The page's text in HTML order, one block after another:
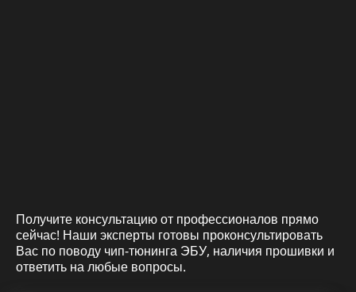
Получите консультацию от профессионалов прямо
сейчас! Наши эксперты готовы проконсультировать
Вас по поводу чип-тюнинга ЭБУ, наличия прошивки и
ответить на любые вопросы.